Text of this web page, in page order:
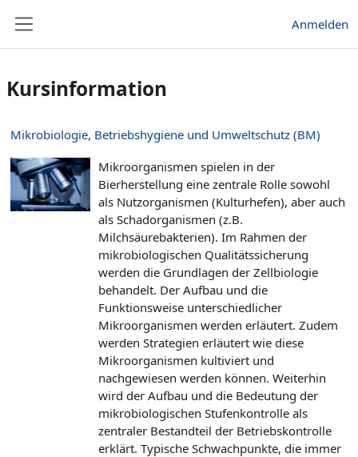
Anmelden
Kursinformation
Mikrobiologie, Betriebshygiene und Umweltschutz (BM)
Mikroorganismen spielen in der
Bierherstellung eine zentrale Rolle sowohl
als Nutzorganismen (Kulturhefen), aber auch
als Schadorganismen (z.B.
Milchsäurebakterien). Im Rahmen der
mikrobiologischen Qualitätssicherung
werden die Grundlagen der Zellbiologie
behandelt. Der Aufbau und die
Funktionsweise unterschiedlicher
Mikroorganismen werden erläutert. Zudem
werden Strategien erläutert wie diese
Mikroorganismen kultiviert und
nachgewiesen werden können. Weiterhin
wird der Aufbau und die Bedeutung der
mikrobiologischen Stufenkontrolle als
zentraler Bestandteil der Betriebskontrolle
erklärt. Typische Schwachpunkte, die immer